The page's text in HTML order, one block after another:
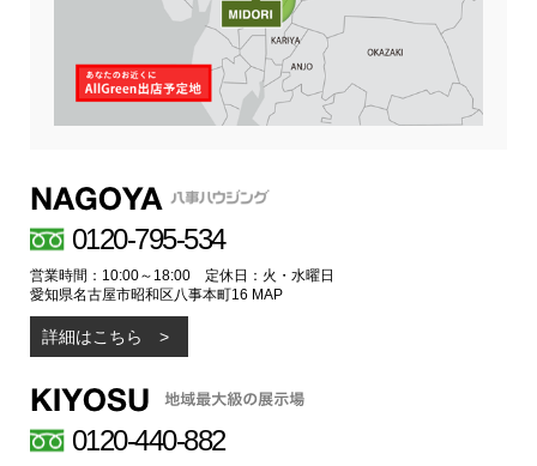
0120-795-534
営業時間：10:00～18:00 定休日：火・水曜日
愛知県名古屋市昭和区八事本町16 MAP
詳細はこちら
0120-440-882